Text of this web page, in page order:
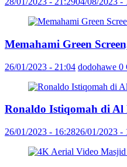
Memahami Green
26/01/2023 - 21:04 dodohawe 0
Ronaldo Istiqomah di Al
26/01/2023 - 16:2826/01/2023 -